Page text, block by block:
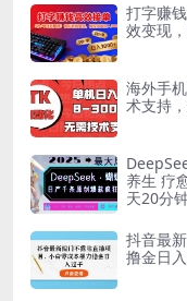
打字赚
效变现
海外手
术支持
养生 疗
天20分
抖音最
撸金日